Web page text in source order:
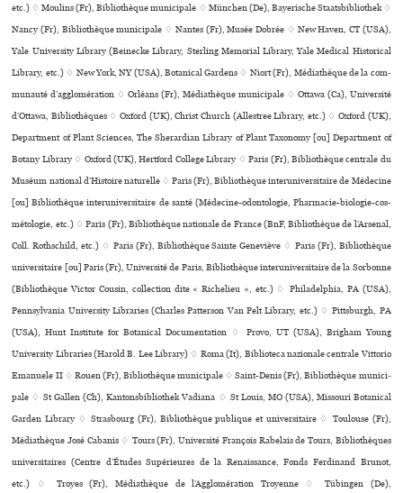
etc.) ♢ Moulins (Fr), Bibliothèque muni­ci­pale ♢ München (De), Bayerische Staatsbibliothek ♢
Nancy (Fr), Bibliothèque muni­ci­pale ♢ Nantes (Fr), Musée Dobrée ♢ New Haven, CT (USA),
Yale University Library (Beinecke Library, Sterling Memorial Library, Yale Medical Historical
Library, etc.) ♢ New York, NY (USA), Botanical Gardens ♢ Niort (Fr), Médiathèque de la com­
mu­nauté d’agglo­mé­ra­tion ♢ Orléans (Fr), Médiathèque muni­ci­pale ♢ Ottawa (Ca), Université
d’Ottawa, Bibliothèques ♢ Oxford (UK), Christ Church (Allestree Library, etc.) ♢ Oxford (UK),
Department of Plant Sciences, The Sherardian Library of Plant Taxonomy [ou] Department of
Botany Library ♢ Oxford (UK), Hertford College Library ♢ Paris (Fr), Bibliothèque cen­trale du
Muséum natio­nal d’Histoire natu­relle ♢ Paris (Fr), Bibliothèque inte­ru­ni­ver­si­taire de Médecine
[ou] Bibliothèque inte­ru­ni­ver­si­taire de santé (Médecine-odon­to­lo­gie, Pharmacie-bio­lo­gie-cos­
mé­to­lo­gie, etc.) ♢ Paris (Fr), Bibliothèque nationale de France (BnF, Bibliothèque de l’Arsenal,
Coll. Rothschild, etc.) ♢ Paris (Fr), Bibliothèque Sainte Geneviève ♢ Paris (Fr), Bibliothèque
uni­ver­si­taire [ou] Paris (Fr), Université de Paris, Bibliothèque inte­ru­ni­ver­si­taire de la Sorbonne
(Bibliothèque Victor Cousin, collection dite « Richelieu », etc.) ♢ Philadelphia, PA (USA),
Pennsylvania University Libraries (Charles Patterson Van Pelt Library, etc.) ♢ Pittsburgh, PA
(USA), Hunt Institute for Botanical Documentation ♢ Provo, UT (USA), Brigham Young
University Libraries (Harold B. Lee Library) ♢ Roma (It), Biblioteca nazio­nale cen­trale Vittorio
Emanuele II ♢ Rouen (Fr), Bibliothèque muni­ci­pale ♢ Saint-Denis (Fr), Bibliothèque muni­ci­
pale ♢ St Gallen (Ch), Kantonsbibliothek Vadiana ♢ St Louis, MO (USA), Missouri Botanical
Garden Library ♢ Strasbourg (Fr), Bibliothèque publi­que et uni­ver­si­taire ♢ Toulouse (Fr),
Médiathèque José Cabanis ♢ Tours (Fr), Université François Rabelais de Tours, Bibliothèques
uni­ver­si­tai­res (Centre d’Études Supérieures de la Renaissance, Fonds Ferdinand Brunot,
etc.) ♢ Troyes (Fr), Médiathèque de l’Agglomération Troyenne ♢ Tübingen (De),